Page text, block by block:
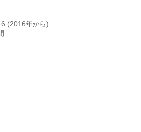
(2016年から)